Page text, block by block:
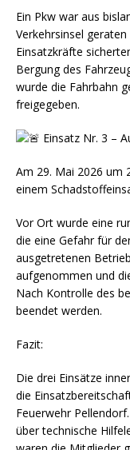
Ein Pkw war aus
Verkehrsinsel
Einsatzkräfte
Bergung des
wurde die Fahrbahn
freigegeben.
Einsatz Nr. 3 –
Am 29. Mai 2026 um
einem
Vor Ort wurde eine
die eine Gefahr für
ausgetretenen
aufgenommen und
Nach Kontrolle des
beendet werden.
Fazit:
Die drei Einsätze
die
Feuerwehr
über technische